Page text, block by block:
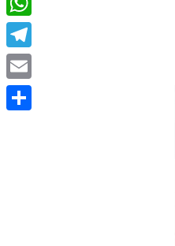
WhatsApp
Telegram
Email